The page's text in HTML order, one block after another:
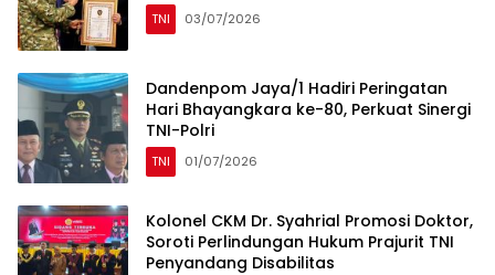
TNI 03/07/2026
Dandenpom Jaya/1 Hadiri Peringatan
Hari Bhayangkara ke-80, Perkuat Sinergi
TNI-Polri
TNI 01/07/2026
Kolonel CKM Dr. Syahrial Promosi Doktor,
Soroti Perlindungan Hukum Prajurit TNI
Penyandang Disabilitas